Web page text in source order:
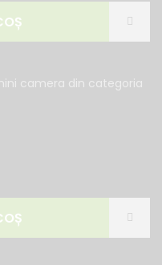
camera din categoria